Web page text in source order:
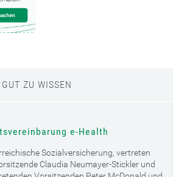
GUT ZU WISSEN
e-Health
Sozialversicherung, vertreten
Claudia Neumayer-Stickler und